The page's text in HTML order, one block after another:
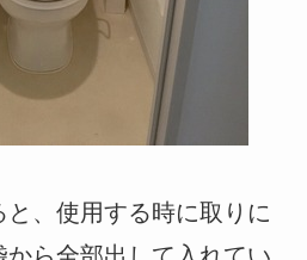
、使用する時に取りに